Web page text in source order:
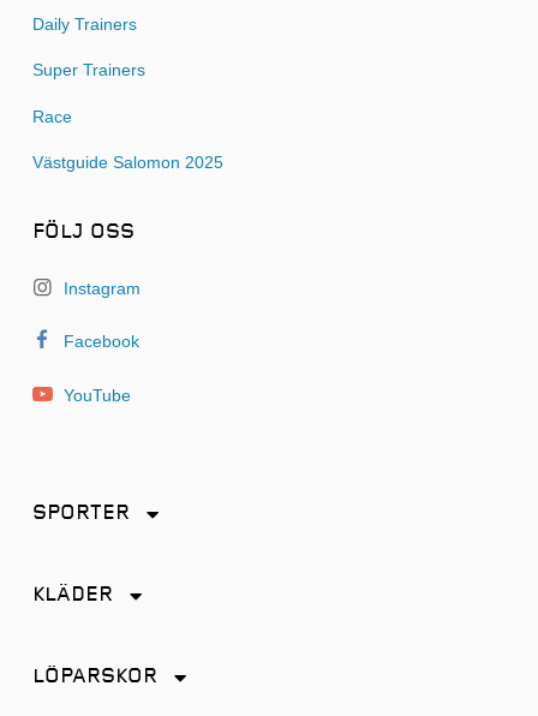
Daily Trainers
Super Trainers
Race
Västguide Salomon 2025
FÖLJ OSS
Instagram
Facebook
YouTube
SPORTER
KLÄDER
LÖPARSKOR